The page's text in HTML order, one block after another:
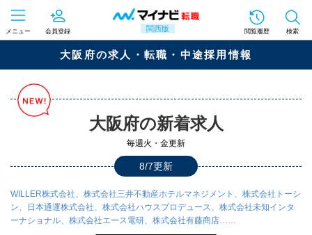
関西版
メニュー 会員登録 閲覧履歴 検索
大阪府の求人・転職・中途採用情報
大阪府の新着求人
毎週火・金更新
8/7更新
WILLER株式会社、株式会社三井不動産ホテルマネジメント、株式会社トーシ
ン、日本通運株式会社、株式会社ハウスプロデュース、株式会社未知インタ
ーナショナル、株式会社エース電研、株式会社有藤商店……